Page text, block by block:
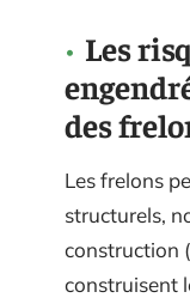
Les
des
Les frelons
structurels,
construction
construisent